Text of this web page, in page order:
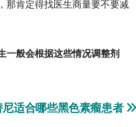
那肯定得找医生商量要不要减
一般会根据这些情况调整剂
尼适合哪些黑色素瘤患者